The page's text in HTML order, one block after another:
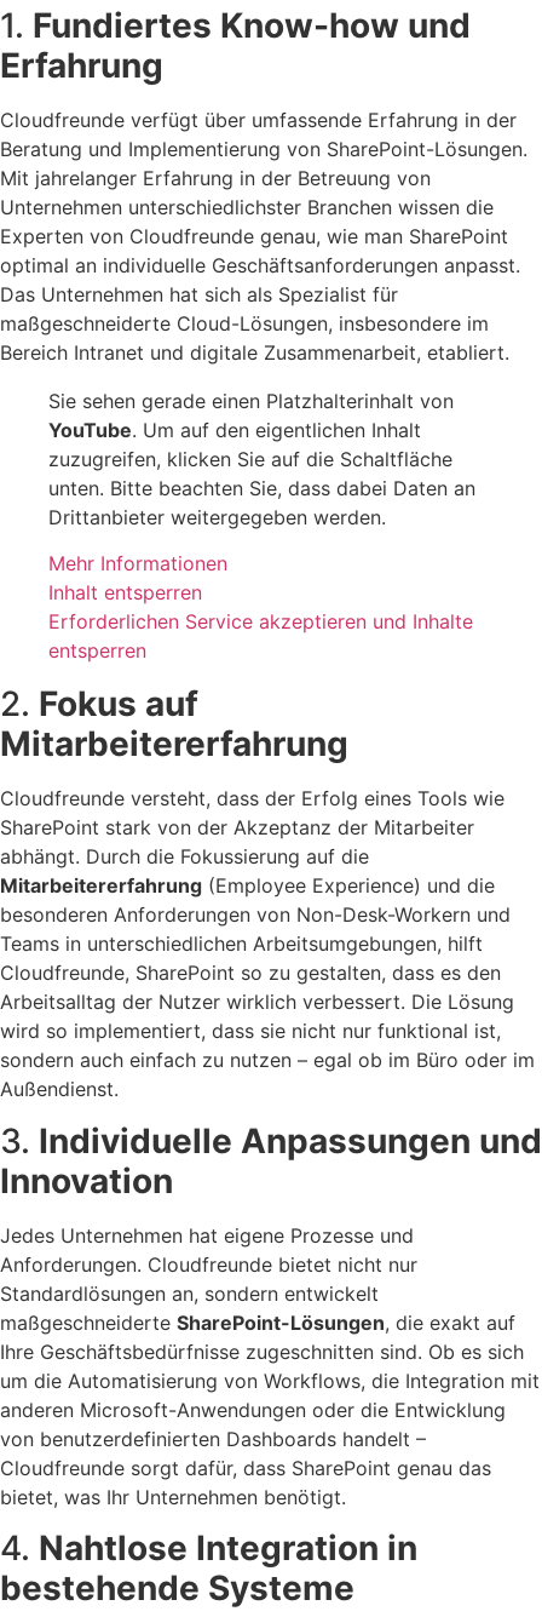
1. Fundiertes Know-how und
Erfahrung
Cloudfreunde verfügt über umfassende Erfahrung in der
Beratung und Implementierung von SharePoint-Lösungen.
Mit jahrelanger Erfahrung in der Betreuung von
Unternehmen unterschiedlichster Branchen wissen die
Experten von Cloudfreunde genau, wie man SharePoint
optimal an individuelle Geschäftsanforderungen anpasst.
Das Unternehmen hat sich als Spezialist für
maßgeschneiderte Cloud-Lösungen, insbesondere im
Bereich Intranet und digitale Zusammenarbeit, etabliert.
Sie sehen gerade einen Platzhalterinhalt von
YouTube. Um auf den eigentlichen Inhalt
zuzugreifen, klicken Sie auf die Schaltfläche
unten. Bitte beachten Sie, dass dabei Daten an
Drittanbieter weitergegeben werden.
Mehr Informationen
Inhalt entsperren
Erforderlichen Service akzeptieren und Inhalte
entsperren
2. Fokus auf
Mitarbeitererfahrung
Cloudfreunde versteht, dass der Erfolg eines Tools wie
SharePoint stark von der Akzeptanz der Mitarbeiter
abhängt. Durch die Fokussierung auf die
Mitarbeitererfahrung (Employee Experience) und die
besonderen Anforderungen von Non-Desk-Workern und
Teams in unterschiedlichen Arbeitsumgebungen, hilft
Cloudfreunde, SharePoint so zu gestalten, dass es den
Arbeitsalltag der Nutzer wirklich verbessert. Die Lösung
wird so implementiert, dass sie nicht nur funktional ist,
sondern auch einfach zu nutzen – egal ob im Büro oder im
Außendienst.
3. Individuelle Anpassungen und
Innovation
Jedes Unternehmen hat eigene Prozesse und
Anforderungen. Cloudfreunde bietet nicht nur
Standardlösungen an, sondern entwickelt
maßgeschneiderte SharePoint-Lösungen, die exakt auf
Ihre Geschäftsbedürfnisse zugeschnitten sind. Ob es sich
um die Automatisierung von Workflows, die Integration mit
anderen Microsoft-Anwendungen oder die Entwicklung
von benutzerdefinierten Dashboards handelt –
Cloudfreunde sorgt dafür, dass SharePoint genau das
bietet, was Ihr Unternehmen benötigt.
4. Nahtlose Integration in
bestehende Systeme